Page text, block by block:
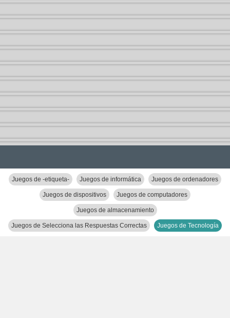
Juegos de -etiqueta- Juegos de informática Juegos de ordenadores
Juegos de dispositivos Juegos de computadores
Juegos de almacenamiento
Juegos de Selecciona las Respuestas Correctas Juegos de Tecnología